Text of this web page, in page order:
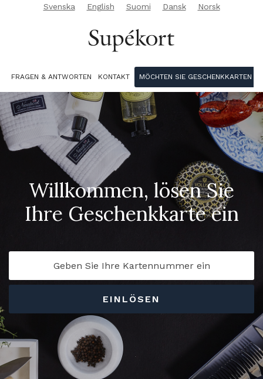
Svenska English Suomi Dansk Norsk
FRAGEN & ANTWORTEN KONTAKT MÖCHTEN SIE GESCHENKKARTEN
Willkommen, lösen Sie
Ihre Geschenkkarte ein
EINLÖSEN